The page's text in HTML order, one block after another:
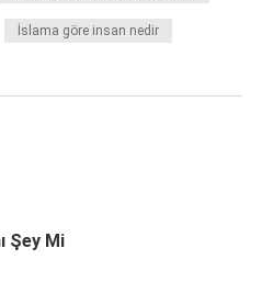
İslama göre insan nedir
Şey Mi